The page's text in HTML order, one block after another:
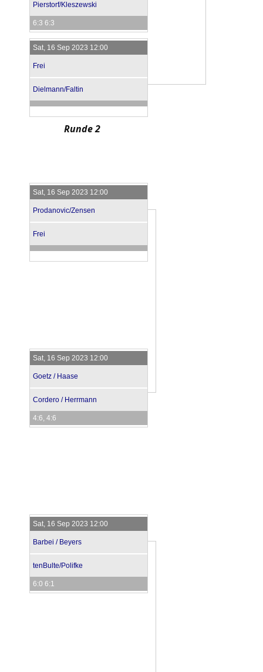
Pierstorf/Kleszewski
6:3 6:3
Sat, 16 Sep 2023 12:00
Frei
Dielmann/Faltin
Runde 2
Sat, 16 Sep 2023 12:00
Prodanovic/Zensen
Frei
Sat, 16 Sep 2023 12:00
Goetz / Haase
Cordero / Herrmann
4:6, 4:6
Sat, 16 Sep 2023 12:00
Barbei / Beyers
tenBulte/Polifke
6:0 6:1